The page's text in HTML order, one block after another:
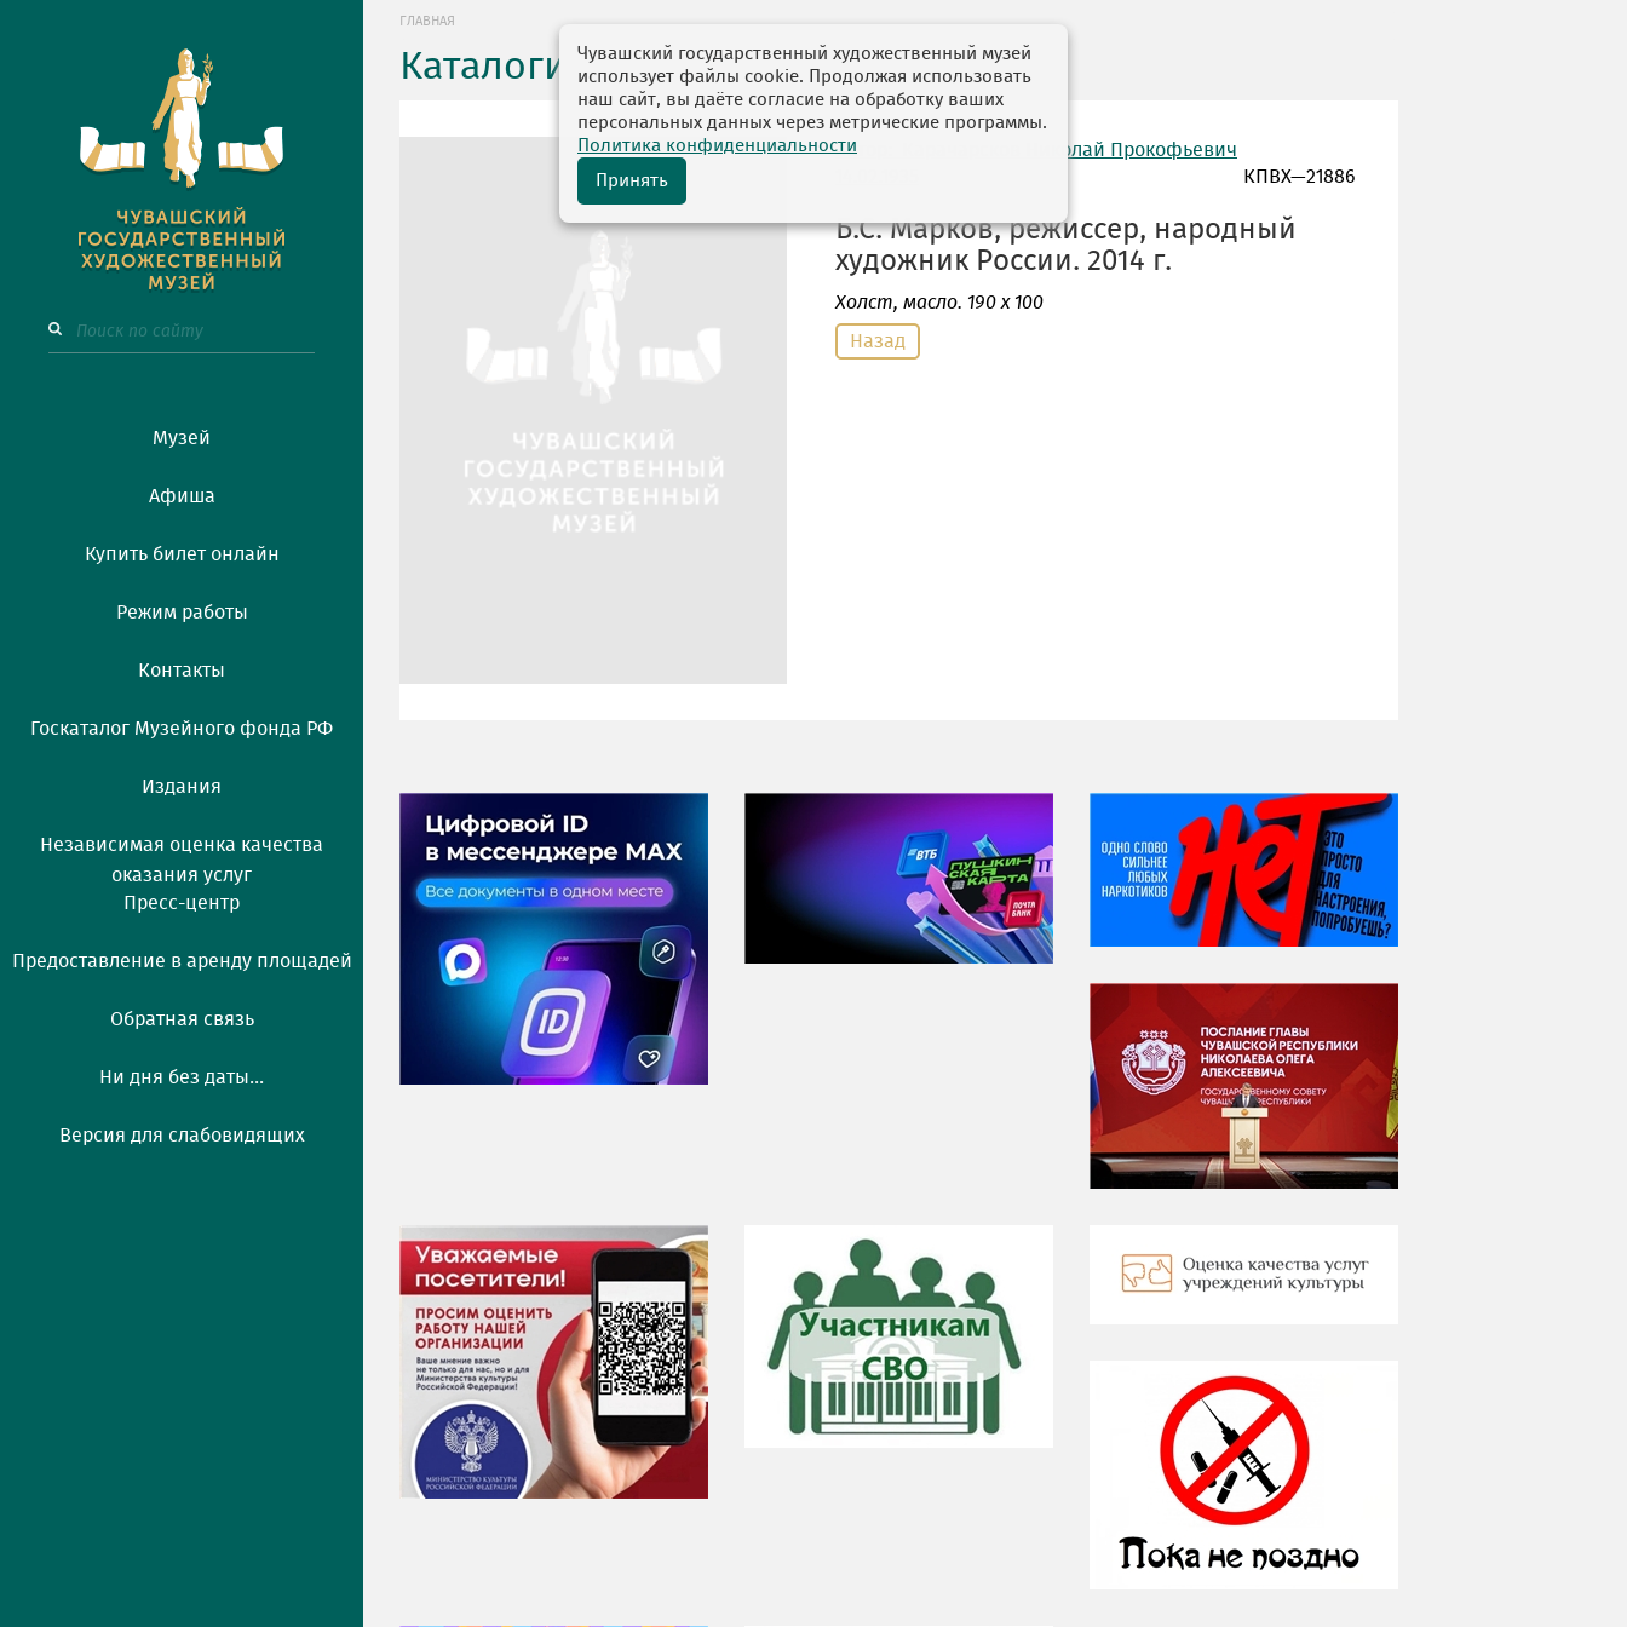
Музей
Афиша
Купить билет онлайн
Режим работы
Контакты
Госкаталог Музейного фонда РФ
Издания
Независимая оценка качества
оказания услуг
Пресс-центр
Предоставление в аренду площадей
Обратная связь
Ни дня без даты...
Версия для слабовидящих
ГЛАВНАЯ
Каталоги выставок
автор: Карачарсков Николай Прокофьевич
КПВХ—21886
Б.С. Марков, режиссер, народный
художник России. 2014 г.
Холст, масло. 190 х 100
Назад
НИ ДНЯ БЕЗ ДАТЫ...
07 августа
Я встретил вас – и
всё былое...
Чувашский государственный художественный музей
использует файлы cookie. Продолжая использовать
наш сайт, вы даёте согласие на обработку ваших
персональных данных через метрические программы.
Политика конфиденциальности
Принять